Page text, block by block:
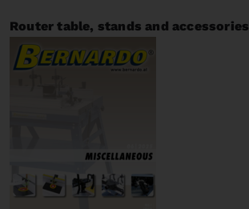
Router table, stands and accessories